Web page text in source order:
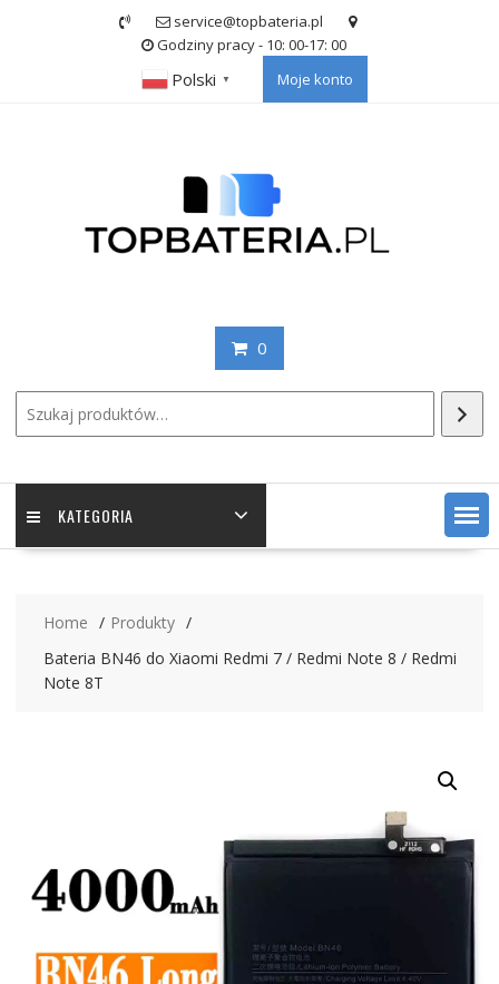
service@topbateria.pl
Godziny pracy - 10: 00-17: 00
Polski ▼ Moje konto
0
KATEGORIA
Home
Produkty
Bateria BN46 do Xiaomi Redmi 7 / Redmi Note 8 / Redmi
Note 8T